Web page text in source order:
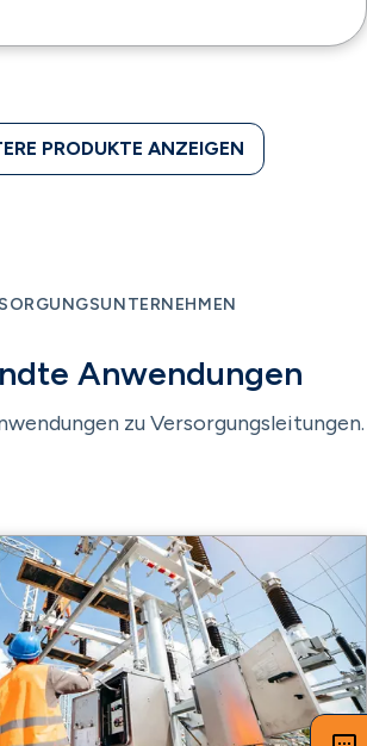
PRODUKTE ANZEIGEN
Anwendungen
zu Versorgungsleitungen.